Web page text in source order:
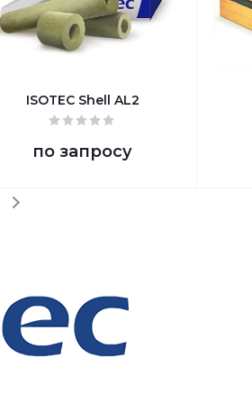
ISOTEC Shell AL2
по запросу